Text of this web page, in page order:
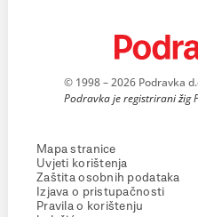
© 1998 – 2026 Podravka
Podravka je registrirani žig
Mapa stranice
Uvjeti korištenja
Zaštita osobnih podataka
Izjava o pristupačnosti
Pravila o korištenju